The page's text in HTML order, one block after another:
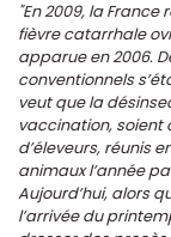
"En 2009, la
fièvre catarrhale
apparue en 2006.
conventionnels
veut que la
vaccination, soient
d’éleveurs, réunis
animaux l’année
Aujourd’hui, alors
l’arrivée du